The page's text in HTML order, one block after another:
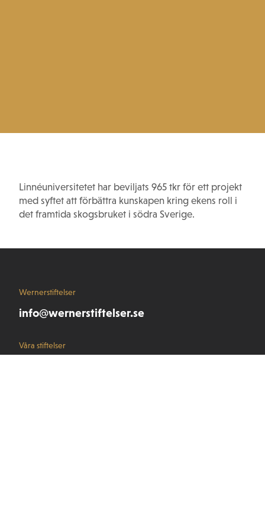
Linnéuniversitetet har beviljats 965 tkr för ett projekt
med syftet att förbättra kunskapen kring ekens roll i
det framtida skogsbruket i södra Sverige.
Wernerstiftelser
info@wernerstiftelser.se
Våra stiftelser